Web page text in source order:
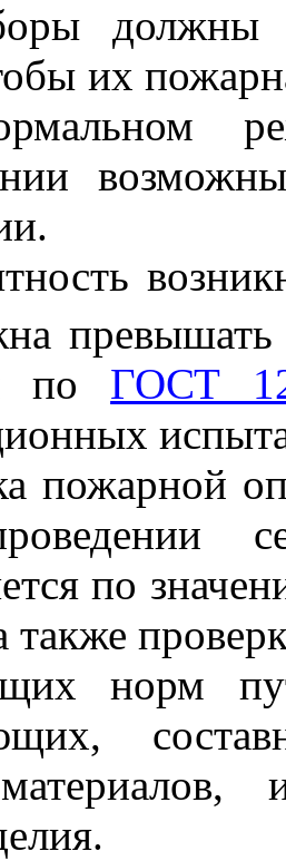
должны
их
превышать
по ГОСТ
пожарной
по
также
норм